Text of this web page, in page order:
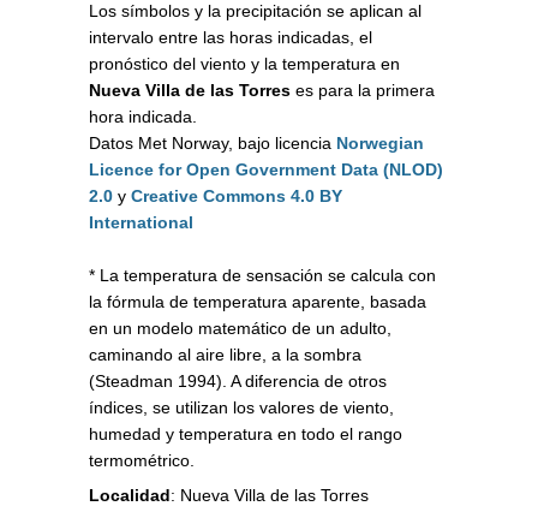
Los símbolos y la precipitación se aplican al
intervalo entre las horas indicadas, el
pronóstico del viento y la temperatura en
Nueva Villa de las Torres es para la primera
hora indicada.
Datos Met Norway, bajo licencia Norwegian
Licence for Open Government Data (NLOD)
2.0 y Creative Commons 4.0 BY
International
* La temperatura de sensación se calcula con
la fórmula de temperatura aparente, basada
en un modelo matemático de un adulto,
caminando al aire libre, a la sombra
(Steadman 1994). A diferencia de otros
índices, se utilizan los valores de viento,
humedad y temperatura en todo el rango
termométrico.
Localidad: Nueva Villa de las Torres